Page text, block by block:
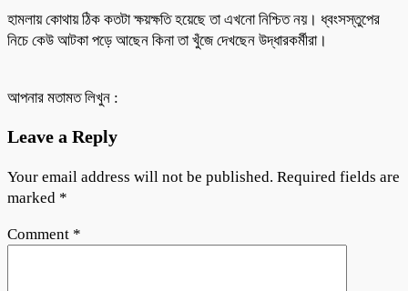
হামলায় কোথায় ঠিক কতটা ক্ষয়ক্ষতি হয়েছে তা এখনো নিশ্চিত নয়। ধ্বংসস্তুপের
নিচে কেউ আটকা পড়ে আছেন কিনা তা খুঁজে দেখছেন উদ্ধারকর্মীরা।
আপনার মতামত লিখুন :
Leave a Reply
Your email address will not be published. Required fields are
marked *
Comment *